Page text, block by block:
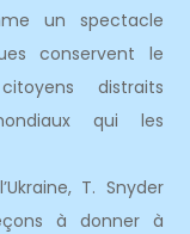
un spectacle
conservent le
distraits
qui les
T. Snyder
à donner à